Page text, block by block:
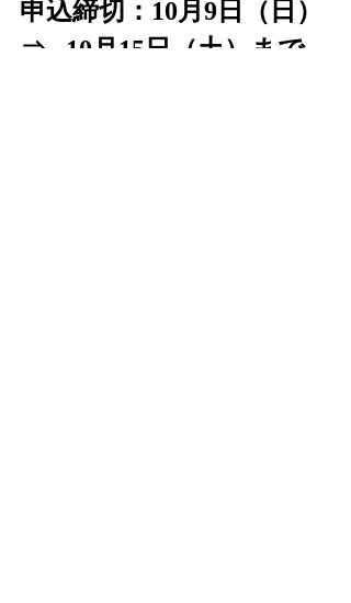
申込締切：10月9日（日）
⇒   10月15日（土）まで